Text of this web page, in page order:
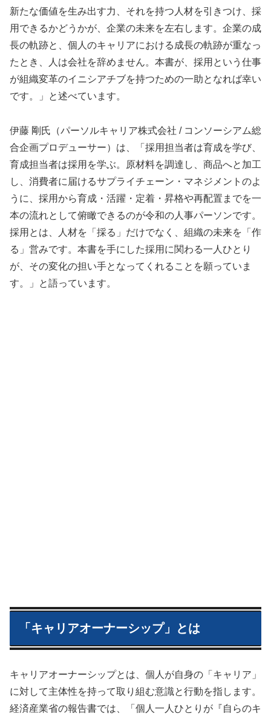
新たな価値を生み出す力、それを持つ人材を引きつけ、採
用できるかどうかが、企業の未来を左右します。企業の成
長の軌跡と、個人のキャリアにおける成長の軌跡が重なっ
たとき、人は会社を辞めません。本書が、採用という仕事
が組織変革のイニシアチブを持つための一助となれば幸い
です。」と述べています。
伊藤 剛氏（パーソルキャリア株式会社 / コンソーシアム総
合企画プロデューサー）は、「採用担当者は育成を学び、
育成担当者は採用を学ぶ。原材料を調達し、商品へと加工
し、消費者に届けるサプライチェーン・マネジメントのよ
うに、採用から育成・活躍・定着・昇格や再配置までを一
本の流れとして俯瞰できるのが令和の人事パーソンです。
採用とは、人材を「採る」だけでなく、組織の未来を「作
る」営みです。本書を手にした採用に関わる一人ひとり
が、その変化の担い手となってくれることを願っていま
す。」と語っています。
「キャリアオーナーシップ」とは
キャリアオーナーシップとは、個人が自身の「キャリア」
に対して主体性を持って取り組む意識と行動を指します。
経済産業省の報告書では、「個人一人ひとりが『自らのキ